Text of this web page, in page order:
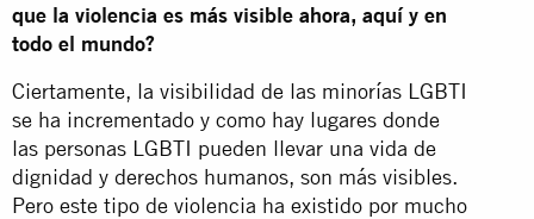
que la violencia es más visible ahora, aquí y en
todo el mundo?
Ciertamente, la visibilidad de las minorías LGBTI
se ha incrementado y como hay lugares donde
las personas LGBTI pueden llevar una vida de
dignidad y derechos humanos, son más visibles.
Pero este tipo de violencia ha existido por mucho